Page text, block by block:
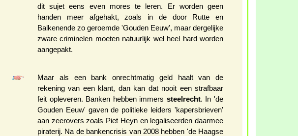
dit sujet eens even mores te leren. Er worden geen
handen meer afgehakt, zoals in de door Rutte en
Balkenende zo geroemde 'Gouden Eeuw', maar dergelijke
zware criminelen moeten natuurlijk wel heel hard worden
aangepakt.
Maar als een bank onrechtmatig geld haalt van de
rekening van een klant, dan kan dat nooit een strafbaar
feit opleveren. Banken hebben immers steelrecht. In 'de
Gouden Eeuw' gaven de politieke leiders 'kapersbrieven'
aan zeerovers zoals Piet Heyn en legaliseerden daarmee
piraterij. Na de bankencrisis van 2008 hebben 'de Haagse